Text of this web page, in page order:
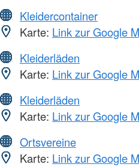
Kleidercontainer
Karte: Link zur Google
Kleiderläden
Karte: Link zur Google
Kleiderläden
Karte: Link zur Google
Ortsvereine
Karte: Link zur Google